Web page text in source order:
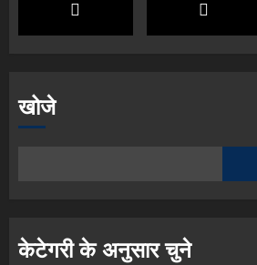
खोजे
केटेगरी के अनुसार चुने